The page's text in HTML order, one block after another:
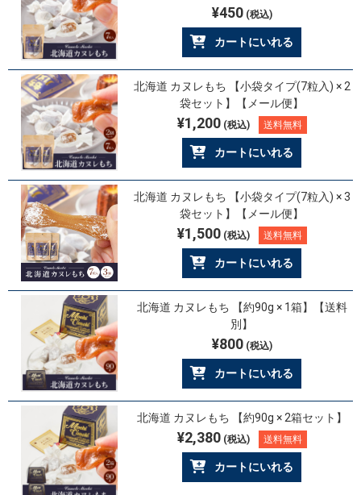
¥450(税込)
カートにいれる
北海道 カヌレもち 【小袋タイプ(7粒入) × 2
袋セット】【メール便】
¥1,200(税込) 送料無料
カートにいれる
北海道 カヌレもち 【小袋タイプ(7粒入) × 3
袋セット】【メール便】
¥1,500(税込) 送料無料
カートにいれる
北海道 カヌレもち 【約90g × 1箱】【送料
別】
¥800(税込)
カートにいれる
北海道 カヌレもち 【約90g × 2箱セット】
¥2,380(税込) 送料無料
カートにいれる